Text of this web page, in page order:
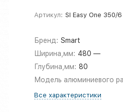
Артикул: SI Easy One 350/6
Бренд: Smart
Ширина,мм: 480 —
Глубина,мм: 80
Модель алюминиевого
Все характеристики